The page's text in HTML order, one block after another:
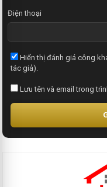
Điện thoại
Hiển thị đánh giá công
tác giả).
Lưu tên và email trong